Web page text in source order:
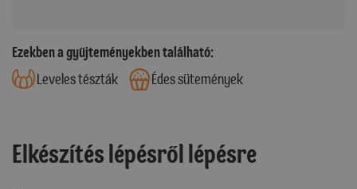
Ezekben a gyűjteményekben található:
Leveles tészták
Édes sütemények
Elkészítés lépésről lépésre